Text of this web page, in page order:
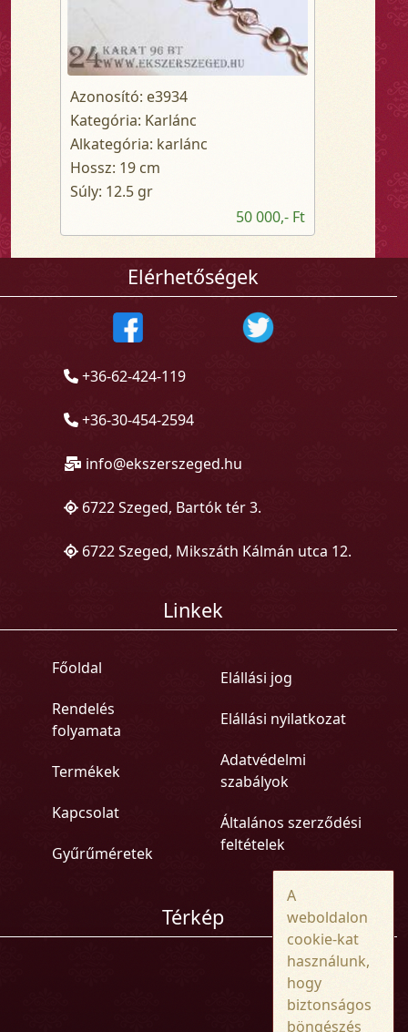
Azonosító: e3934
Kategória: Karlánc
Alkategória: karlánc
Hossz: 19 cm
Súly: 12.5 gr
50 000,- Ft
Elérhetőségek
+36-62-424-119
+36-30-454-2594
info@ekszerszeged.hu
6722 Szeged, Bartók tér 3.
6722 Szeged, Mikszáth Kálmán utca 12.
Linkek
Főoldal
Rendelés
folyamata
Termékek
Kapcsolat
Gyűrűméretek
Elállási jog
Elállási nyilatkozat
Adatvédelmi
szabályok
Általános szerződési
feltételek
Térkép
A
weboldalon
cookie-kat
használunk,
hogy
biztonságos
böngészés